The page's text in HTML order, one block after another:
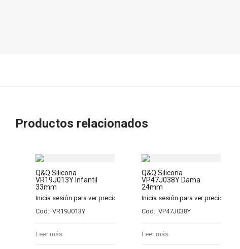
Productos relacionados
Q&Q Silicona
VR19J013Y Infantil
33mm
Inicia sesión para ver precios
Cod: VR19J013Y
Leer más
Q&Q Silicona
VP47J038Y Dama
24mm
Inicia sesión para ver precios
Cod: VP47J038Y
Leer más